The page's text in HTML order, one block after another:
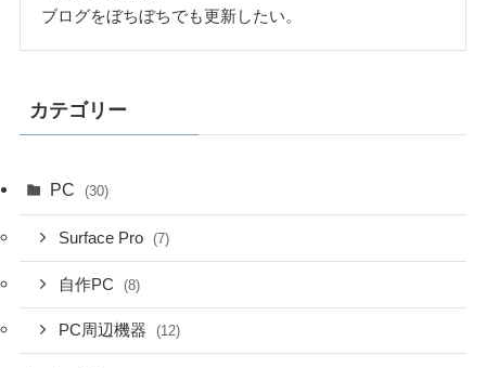
ブログをぼちぼちでも更新したい。
カテゴリー
PC (30)
Surface Pro (7)
自作PC (8)
PC周辺機器 (12)